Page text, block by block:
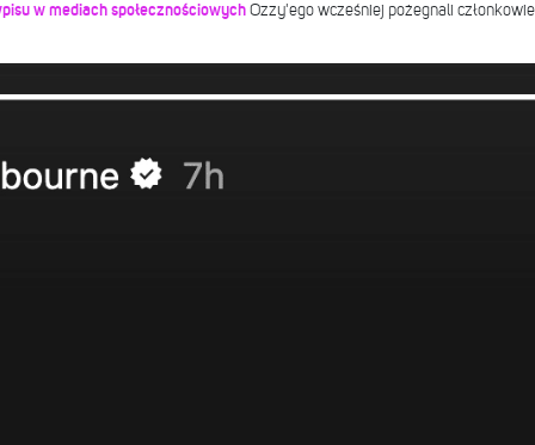
w mediach społecznościowychOzzy'ego wcześniej pożegnali